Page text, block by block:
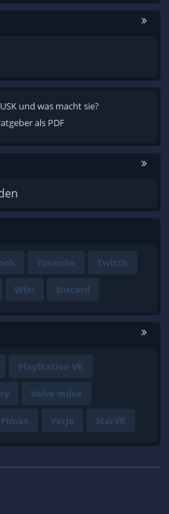
und was macht sie?
als PDF
Youtube Twitch
Wiki Discord
PlayStation VR
Valve Index
Pimax Varjo StarVR